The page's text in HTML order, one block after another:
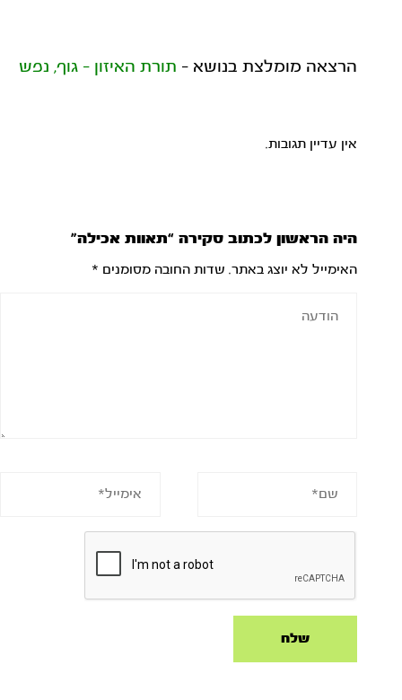
הרצאה מומלצת בנושא - תורת האיזון - גוף, נפש
אין עדיין תגובות.
היה הראשון לכתוב סקירה “תאוות אכילה”
האימייל לא יוצג באתר. שדות החובה מסומנים *